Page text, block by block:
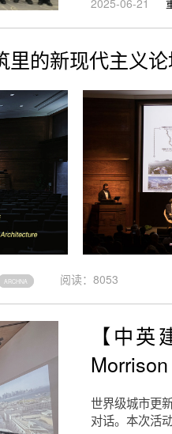
2025-06-21
里的新现代主义
ARCHNA 阅读：8053
【中
世界级城市更
对话。本次活